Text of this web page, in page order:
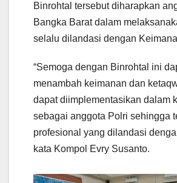
Binrohtal tersebut diharapkan
Bangka Barat dalam
selalu dilandasi dengan
“Semoga dengan Binrohtal ini
menambah keimanan dan
dapat diimplementasikan dalam
sebagai anggota Polri sehingga
profesional yang dilandasi
kata Kompol Evry Susanto.